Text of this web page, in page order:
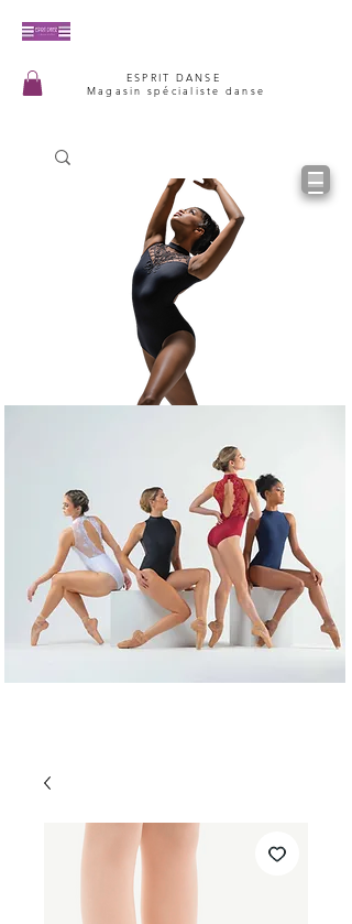
ESPRIT DANSE
Magasin spécialiste danse